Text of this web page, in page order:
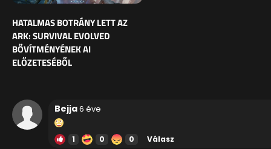
HATALMAS BOTRÁNY LETT AZ
ARK: SURVIVAL EVOLVED
BŐVÍTMÉNYÉNEK AI
ELŐZETESÉBŐL
Bejja6 éve
1 0 0 Válasz